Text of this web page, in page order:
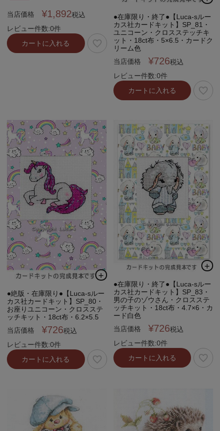
当店価格 ¥1,892税込
レビュー件数:0件
カートに入れる
●在庫限り・終了●【Luca-sルー
カス社カードキット】SP_81・
ユニコーン・クロスステッチキ
ット・18ct布・5×6.5・カードク
リーム色
当店価格
¥726税込
レビュー件数:0件
カートに入れる
●絶版・在庫限り●【Luca-sルー
カス社カードキット】SP_80・
お座りユニコーン・クロスステ
ッチキット・18ct布・6.2×5.5
当店価格
¥726税込
レビュー件数:0件
カートに入れる
●在庫限り・終了●【Luca-sルー
カス社カードキット】SP_83・
男の子のゾウさん・クロスステ
ッチキット・18ct布・4.7×6・カ
ード白色
当店価格
¥726税込
レビュー件数:0件
カートに入れる